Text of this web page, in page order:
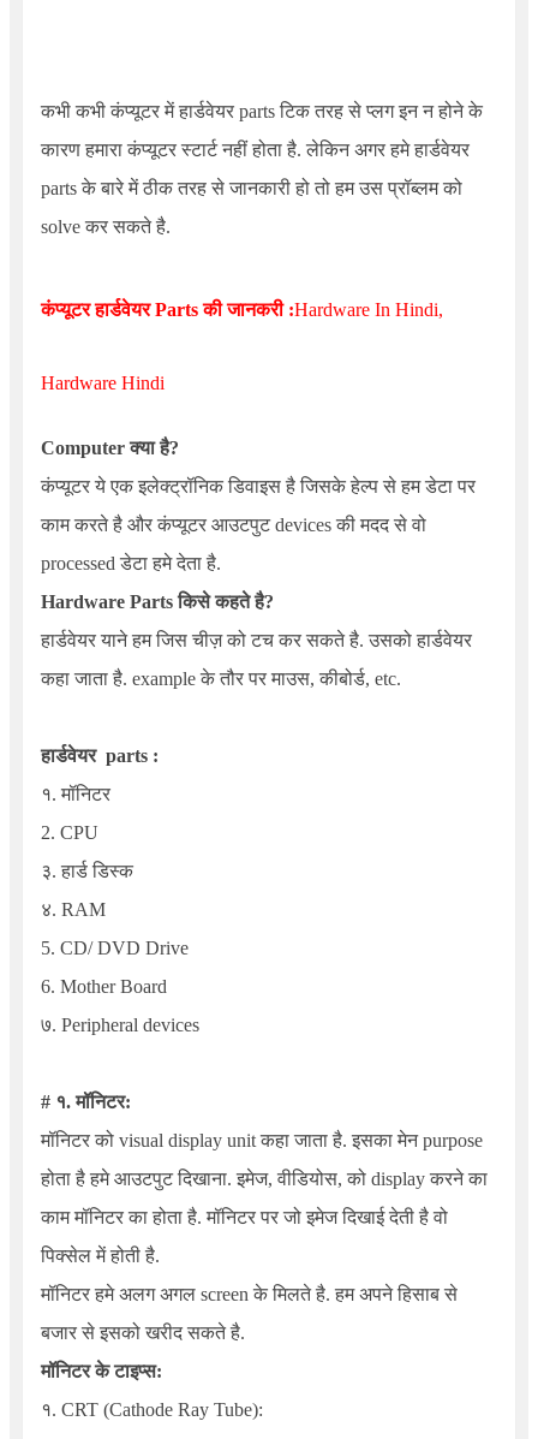
कभी कभी कंप्यूटर में हार्डवेयर parts टिक तरह से प्लग इन न होने के
कारण हमारा कंप्यूटर स्टार्ट नहीं होता है. लेकिन अगर हमे हार्डवेयर
parts के बारे में ठीक तरह से जानकारी हो तो हम उस प्रॉब्लम को
solve कर सकते है.
कंप्यूटर हार्डवेयर Parts की जानकरी :Hardware In Hindi,
Hardware Hindi
Computer क्या है?
कंप्यूटर ये एक इलेक्ट्रॉनिक डिवाइस है जिसके हेल्प से हम डेटा पर
काम करते है और कंप्यूटर आउटपुट devices की मदद से वो
processed डेटा हमे देता है.
Hardware Partsकिसे कहते है?
हार्डवेयर याने हम जिस चीज़ को टच कर सकते है. उसको हार्डवेयर
कहा जाता है. example के तौर पर माउस, कीबोर्ड, etc.
हार्डवेयर parts :
१. मॉनिटर
2. CPU
३. हार्ड डिस्क
४. RAM
5. CD/ DVD Drive
6. Mother Board
७. Peripheral devices
# १. मॉनिटर:
मॉनिटर को visual display unit कहा जाता है. इसका मेन purpose
होता है हमे आउटपुट दिखाना. इमेज, वीडियोस, को display करने का
काम मॉनिटर का होता है. मॉनिटर पर जो इमेज दिखाई देती है वो
पिक्सेल में होती है.
मॉनिटर हमे अलग अगल screen के मिलते है. हम अपने हिसाब से
बजार से इसको खरीद सकते है.
मॉनिटर के टाइप्स:
१. CRT (Cathode Ray Tube):